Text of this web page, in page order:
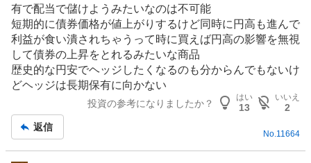
有で配当で儲けようみたいなのは不可能
短期的に債券価格が値上がりするけど同時に円高も進んで
利益が食い潰されちゃうって時に買えば円高の影響を無視
して債券の上昇をとれるみたいな商品
歴史的な円安でヘッジしたくなるのも分からんでもないけ
どヘッジは長期保有に向かない
投資の参考になりましたか？
はい
13
いいえ
2
返信
No.11664